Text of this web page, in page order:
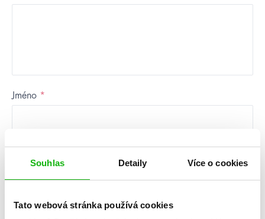
Souhlas Detaily Více o cookies
Tato webová stránka používá cookies
Jméno *
Webová stránka